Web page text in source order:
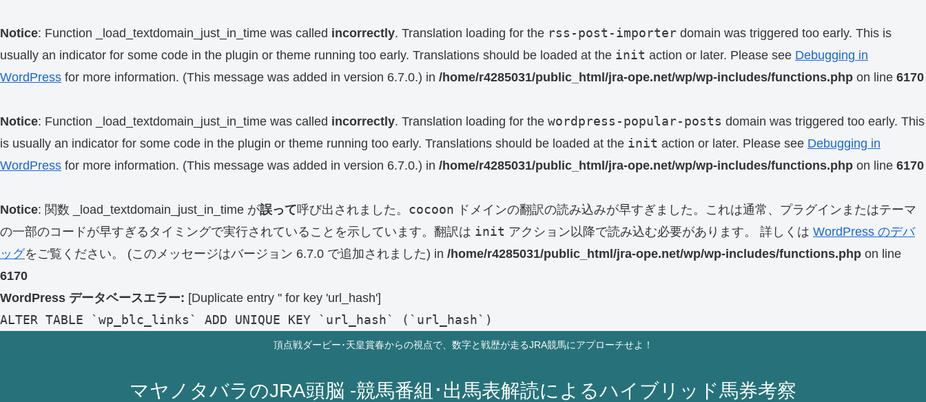
Notice: Function _load_textdomain_just_in_time was called incorrectly. Translation loading for the rss-post-importer domain was triggered too early. This is
usually an indicator for some code in the plugin or theme running too early. Translations should be loaded at the init action or later. Please see Debugging in
WordPress for more information. (This message was added in version 6.7.0.) in /home/r4285031/public_html/jra-ope.net/wp/wp-includes/functions.php on line 6170
Notice: Function _load_textdomain_just_in_time was called incorrectly. Translation loading for the wordpress-popular-posts domain was triggered too early. This
is usually an indicator for some code in the plugin or theme running too early. Translations should be loaded at the init action or later. Please see Debugging in
WordPress for more information. (This message was added in version 6.7.0.) in /home/r4285031/public_html/jra-ope.net/wp/wp-includes/functions.php on line 6170
Notice: 関数 _load_textdomain_just_in_time が誤って呼び出されました。 cocoon ドメインの翻訳の読み込みが早すぎました。これは通常、プラグインまたはテーマ
の一部のコードが早すぎるタイミングで実行されていることを示しています。翻訳は init アクション以降で読み込む必要があります。 詳しくは WordPress のデバ
ッグをご覧ください。 (このメッセージはバージョン 6.7.0 で追加されました) in /home/r4285031/public_html/jra-ope.net/wp/wp-includes/functions.php on line
6170
WordPress データベースエラー: [Duplicate entry '' for key 'url_hash']
ALTER TABLE `wp_blc_links` ADD UNIQUE KEY `url_hash` (`url_hash`)
頂点戦ダービー･天皇賞春からの視点で、数字と戦歴が走るJRA競馬にアプローチせよ！
マヤノタバラのJRA頭脳 -競馬番組･出馬表解読によるハイブリッド馬券考察